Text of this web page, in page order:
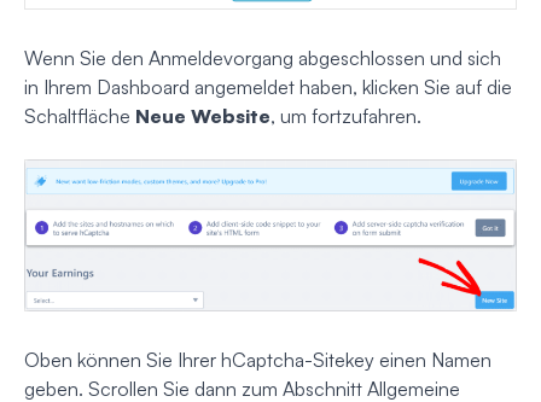
Wenn Sie den Anmeldevorgang abgeschlossen und sich
in Ihrem Dashboard angemeldet haben, klicken Sie auf die
Schaltfläche Neue Website, um fortzufahren.
Oben können Sie Ihrer hCaptcha-Sitekey einen Namen
geben. Scrollen Sie dann zum Abschnitt Allgemeine